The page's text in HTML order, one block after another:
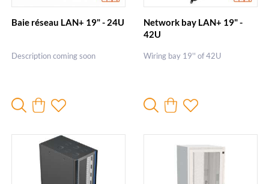
Baie réseau LAN+ 19" - 24U
Description coming soon
Network bay LAN+ 19" -
42U
Wiring bay 19'' of 42U